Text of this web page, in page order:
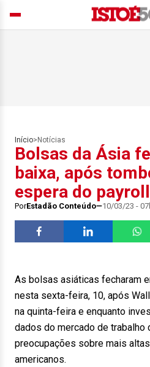
Início> Notícias
Bolsas da Ásia
baixa, após
espera do payroll
PorEstadão Conteúdo 10/03/23 -
As bolsas asiáticas fecharam
nesta sexta-feira, 10, após
na quinta-feira e enquanto
dados do mercado de trabalho
preocupações sobre mais
americanos.